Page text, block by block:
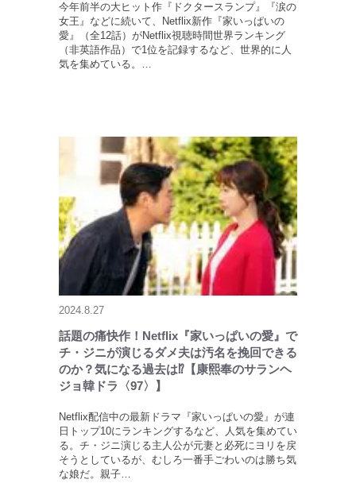
今年前半の大ヒット作『ドクタースランプ』『涙の
女王』などに続いて、Netflix新作『家いっぱいの
愛』（全12話）がNetflix視聴時間世界ランキング
（非英語作品）で1位を記録するなど、世界的に人
気を集めている。…
2024.8.27
話題の痛快作！Netflix『家いっぱいの愛』で
チ・ジニが演じるダメ夫は汚名を挽回できる
のか？気になる過去は⁉【康熙奉のサランヘ
ジョ韓ドラ〈97〉】
Netflix配信中の最新ドラマ『家いっぱいの愛』が連
日トップ10にランキングするなど、人気を集めてい
る。チ・ジニ演じる主人公が元妻と必死にヨリを戻
そうとしているが、むしろ一番手ごわいのは勝ち気
な娘だ。親子…